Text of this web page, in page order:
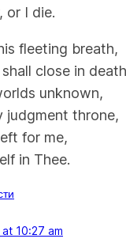
or I die.
fleeting breath,
close in
unknown,
judgment throne,
for me,
in Thee.
10:27 am